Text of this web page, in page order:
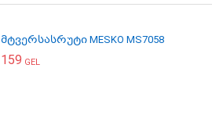
მტვერსასრუტი MESKO MS7058
159 GEL